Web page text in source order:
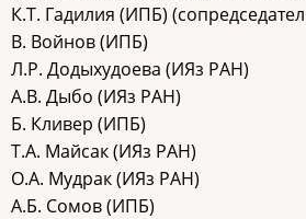
К.Т. Гадилия (ИПБ)
В. Войнов (ИПБ)
Л.Р. Додыхудоева (ИЯз РАН)
А.В. Дыбо (ИЯз РАН)
Б. Кливер (ИПБ)
Т.А. Майсак (ИЯз РАН)
О.А. Мудрак (ИЯз РАН)
А.Б. Сомов (ИПБ)